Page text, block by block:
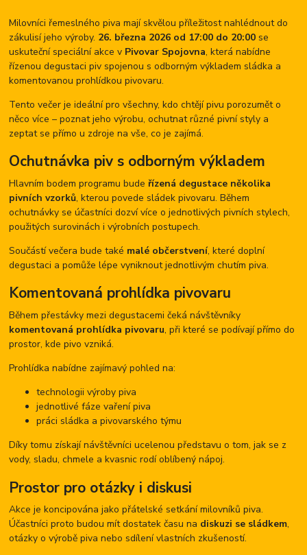
Milovníci řemeslného piva mají skvělou příležitost nahlédnout do
zákulisí jeho výroby. 26. března 2026 od 17:00 do 20:00 se
uskuteční speciální akce v Pivovar Spojovna, která nabídne
řízenou degustaci piv spojenou s odborným výkladem sládka a
komentovanou prohlídkou pivovaru.
Tento večer je ideální pro všechny, kdo chtějí pivu porozumět o
něco více – poznat jeho výrobu, ochutnat různé pivní styly a
zeptat se přímo u zdroje na vše, co je zajímá.
Ochutnávka piv s odborným výkladem
Hlavním bodem programu bude řízená degustace několika
pivních vzorků, kterou povede sládek pivovaru. Během
ochutnávky se účastníci dozví více o jednotlivých pivních stylech,
použitých surovinách i výrobních postupech.
Součástí večera bude také malé občerstvení, které doplní
degustaci a pomůže lépe vyniknout jednotlivým chutím piva.
Komentovaná prohlídka pivovaru
Během přestávky mezi degustacemi čeká návštěvníky
komentovaná prohlídka pivovaru, při které se podívají přímo do
prostor, kde pivo vzniká.
Prohlídka nabídne zajímavý pohled na:
technologii výroby piva
jednotlivé fáze vaření piva
práci sládka a pivovarského týmu
Díky tomu získají návštěvníci ucelenou představu o tom, jak se z
vody, sladu, chmele a kvasnic rodí oblíbený nápoj.
Prostor pro otázky i diskusi
Akce je koncipována jako přátelské setkání milovníků piva.
Účastníci proto budou mít dostatek času na diskuzi se sládkem,
otázky o výrobě piva nebo sdílení vlastních zkušeností.